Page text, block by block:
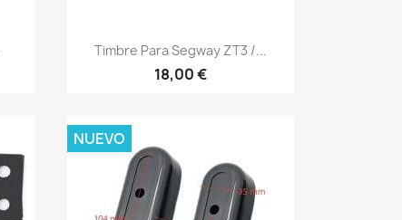
Vista rápida
Timbre Para Segway ZT3 /...
18,00 €
NUEVO